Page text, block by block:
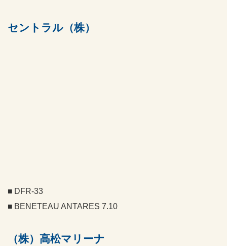
セントラル（株）
DFR-33
BENETEAU ANTARES 7.10
（株）高松マリーナ